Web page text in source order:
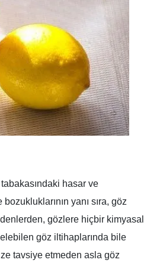
hasar ve
yanı sıra, göz
gözlere hiçbir kimyasal
göz iltihaplarında bile
tavsiye etmeden asla göz